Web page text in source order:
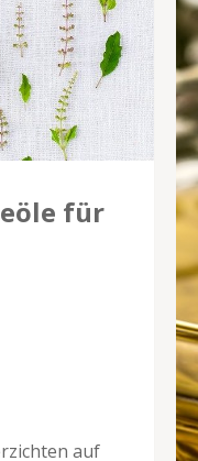
für
auf